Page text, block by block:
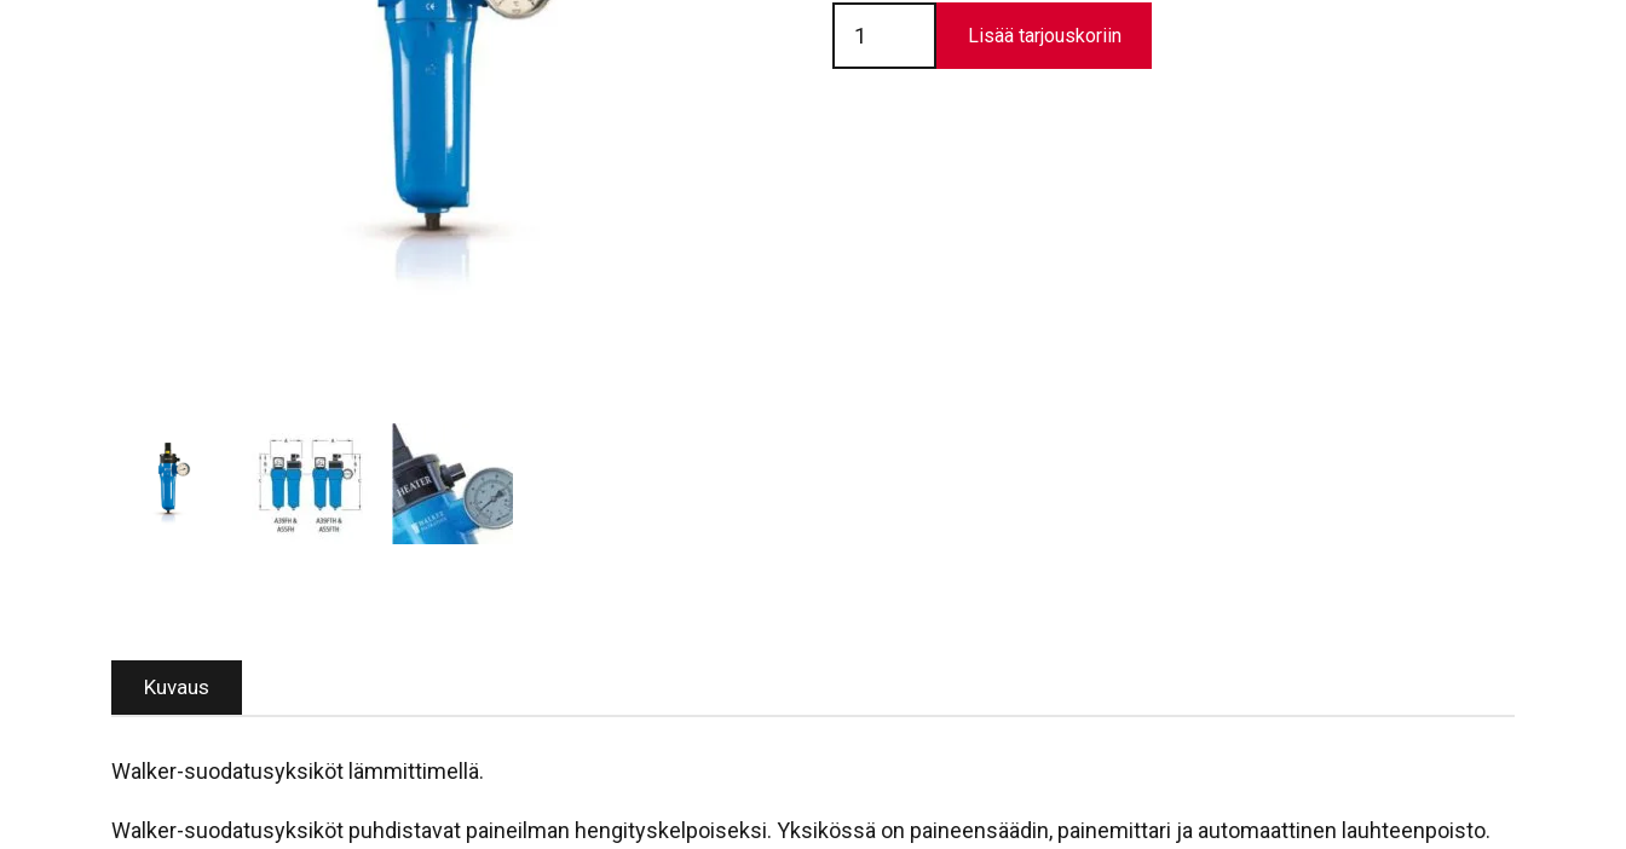
Paineilman
suodatus-
lämmitinyhdistelmät
määrä
Lisää tarjouskoriin
Kuvaus
Walker-suodatusyksiköt lämmittimellä.
Walker-suodatusyksiköt puhdistavat paineilman hengityskelpoiseksi. Yksikössä on paineensäädin, painemittari ja automaattinen lauhteenpoisto.